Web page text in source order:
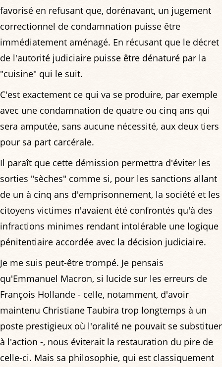
favorisé en refusant que, dorénavant, un jugement
correctionnel de condamnation puisse être
immédiatement aménagé. En récusant que le décret
de l'autorité judiciaire puisse être dénaturé par la
"cuisine" qui le suit.
C'est exactement ce qui va se produire, par exemple
avec une condamnation de quatre ou cinq ans qui
sera amputée, sans aucune nécessité, aux deux tiers
pour sa part carcérale.
Il paraît que cette démission permettra d'éviter les
sorties "sèches" comme si, pour les sanctions allant
de un à cinq ans d'emprisonnement, la société et les
citoyens victimes n'avaient été confrontés qu'à des
infractions minimes rendant intolérable une logique
pénitentiaire accordée avec la décision judiciaire.
Je me suis peut-être trompé. Je pensais
qu'Emmanuel Macron, si lucide sur les erreurs de
François Hollande - celle, notamment, d'avoir
maintenu Christiane Taubira trop longtemps à un
poste prestigieux où l'oralité ne pouvait se substituer
à l'action -, nous éviterait la restauration du pire de
celle-ci. Mais sa philosophie, qui est classiquement